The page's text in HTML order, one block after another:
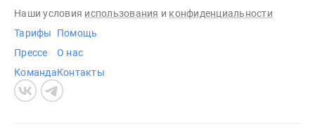
Наши условия использования и конфиденциальности
Тарифы
Прессе
Команда
Помощь
О нас
Контакты